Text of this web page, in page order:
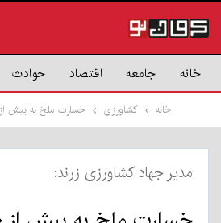
خانه جامعه اقتصاد حوادث
خانه کشاورزی خسارت ملخ به بیش از ۲۰۰ هکتار از اراضی زرند
مدیر جهاد کشاورزی زرند: